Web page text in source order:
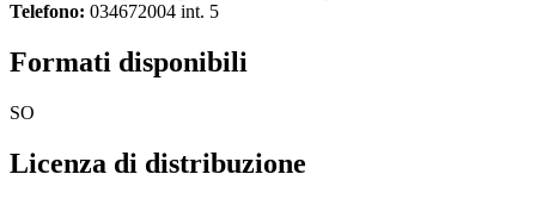
Telefono: 034672004 int. 5
Formati disponibili
SO
Licenza di distribuzione